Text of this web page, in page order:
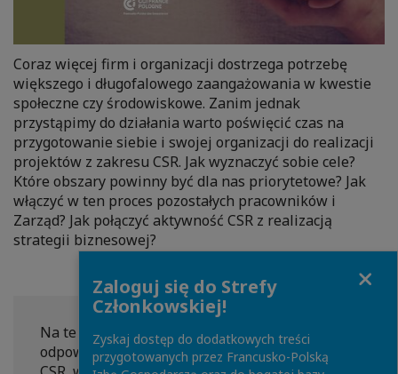
Coraz więcej firm i organizacji dostrzega potrzebę
większego i długofalowego zaangażowania w kwestie
społeczne czy środowiskowe. Zanim jednak
przystąpimy do działania warto poświęcić czas na
przygotowanie siebie i swojej organizacji do realizacji
projektów z zakresu CSR. Jak wyznaczyć sobie cele?
Które obszary powinny być dla nas priorytetowe? Jak
włączyć w ten proces pozostałych pracowników i
Zarząd? Jak połączyć aktywność CSR z realizacją
strategii biznesowej?
Na te i więcej pytań postaramy się
odpowiedzieć w trakcie najbliższego Komitetu
Zaloguj się do Strefy
Członkowskiej!
Zyskaj dostęp do dodatkowych treści
przygotowanych przez Francusko-Polską